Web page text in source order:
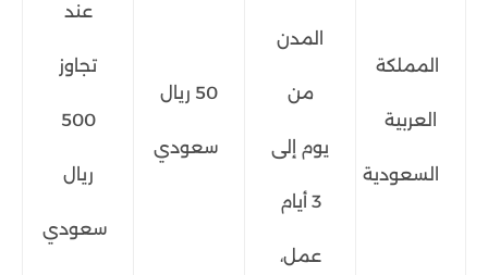
المملكة
العربية
السعودية
المدن
من
يوم إلى
3 أيام
عمل،
50 ريال
سعودي
عند
تجاوز
500
ريال
سعودي